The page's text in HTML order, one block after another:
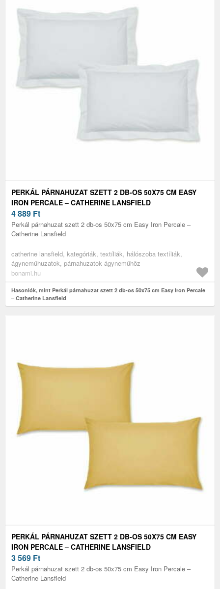
PERKÁL PÁRNAHUZAT SZETT 2 DB-OS 50X75 CM EASY
IRON PERCALE – CATHERINE LANSFIELD
4 889 Ft
Perkál párnahuzat szett 2 db-os 50x75 cm Easy Iron Percale –
Catherine Lansfield
catherine lansfield, kategóriák, textíliák, hálószoba textíliák,
ágyneműhuzatok, párnahuzatok ágyneműhöz
bonami.hu
Hasonlók, mint Perkál párnahuzat szett 2 db-os 50x75 cm Easy Iron Percale
– Catherine Lansfield
PERKÁL PÁRNAHUZAT SZETT 2 DB-OS 50X75 CM EASY
IRON PERCALE – CATHERINE LANSFIELD
3 569 Ft
Perkál párnahuzat szett 2 db-os 50x75 cm Easy Iron Percale –
Catherine Lansfield